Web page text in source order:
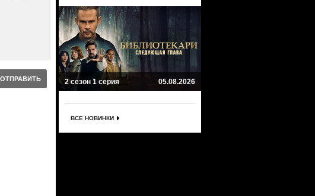
2 сезон 1 серия 05.08.2026
ВСЕ НОВИНКИ